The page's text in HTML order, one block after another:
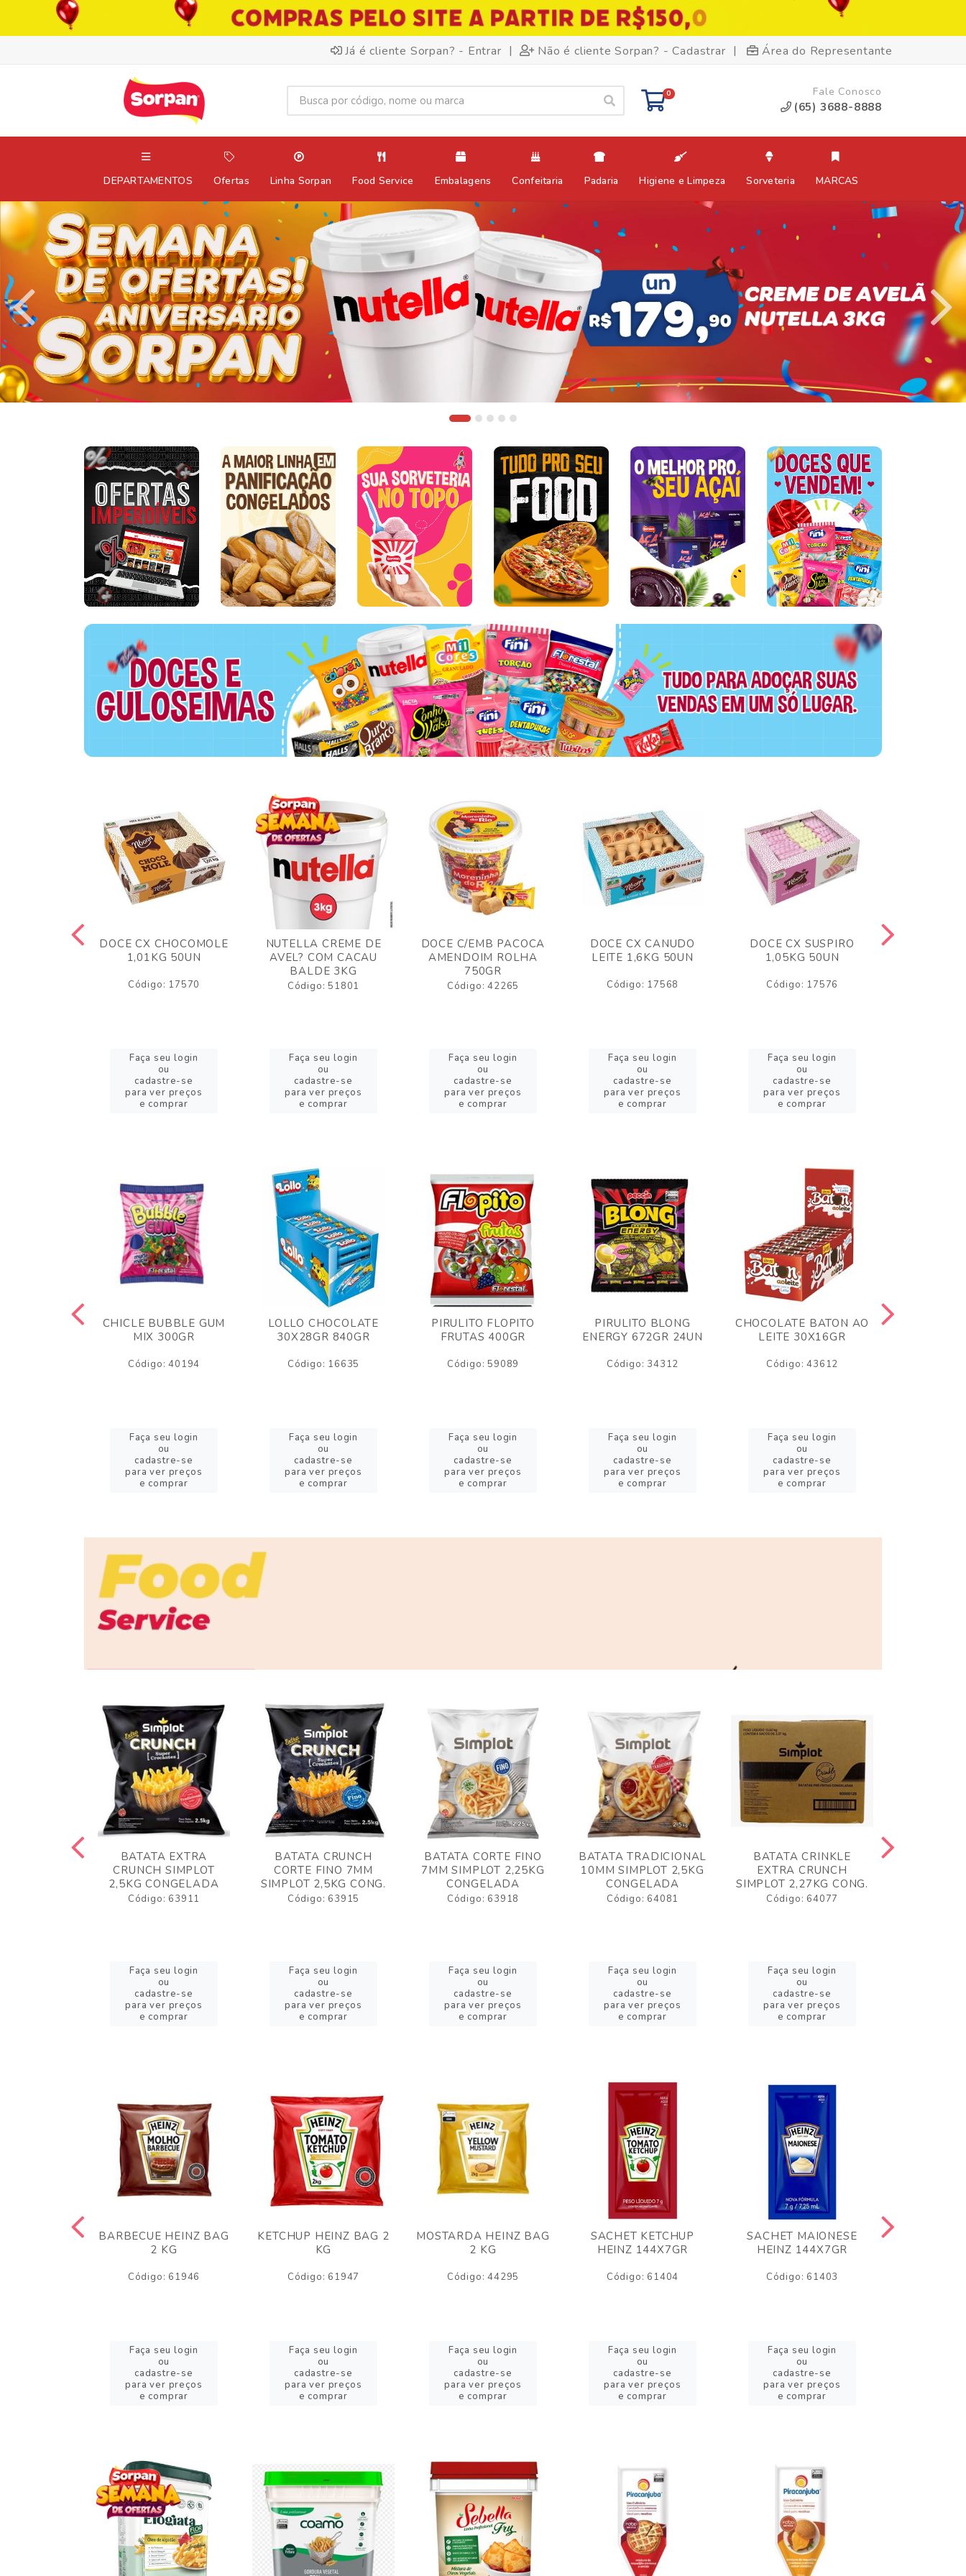
Já é cliente Sorpan? - Entrar | Não é cliente Sorpan? - Cadastrar | Área do Representante
0 Fale Conosco
(65) 3688-8888
DEPARTAMENTOS Ofertas Linha Sorpan Food Service Embalagens Confeitaria Padaria Higiene e Limpeza Sorveteria MARCAS
DOCE CX CHOCOMOLE
1,01KG 50UN
Código: 17570
Faça seu login
ou
cadastre-se
para ver preços
e comprar
NUTELLA CREME DE
AVEL? COM CACAU
BALDE 3KG
Código: 51801
Faça seu login
ou
cadastre-se
para ver preços
e comprar
DOCE C/EMB PACOCA
AMENDOIM ROLHA
750GR
Código: 42265
Faça seu login
ou
cadastre-se
para ver preços
e comprar
DOCE CX CANUDO
LEITE 1,6KG 50UN
Código: 17568
Faça seu login
ou
cadastre-se
para ver preços
e comprar
DOCE CX SUSPIRO
1,05KG 50UN
Código: 17576
Faça seu login
ou
cadastre-se
para ver preços
e comprar
CHICLE BUBBLE GUM
MIX 300GR
Código: 40194
Faça seu login
ou
cadastre-se
para ver preços
e comprar
LOLLO CHOCOLATE
30X28GR 840GR
Código: 16635
Faça seu login
ou
cadastre-se
para ver preços
e comprar
PIRULITO FLOPITO
FRUTAS 400GR
Código: 59089
Faça seu login
ou
cadastre-se
para ver preços
e comprar
PIRULITO BLONG
ENERGY 672GR 24UN
Código: 34312
Faça seu login
ou
cadastre-se
para ver preços
e comprar
CHOCOLATE BATON AO
LEITE 30X16GR
Código: 43612
Faça seu login
ou
cadastre-se
para ver preços
e comprar
BATATA EXTRA
CRUNCH SIMPLOT
2,5KG CONGELADA
Código: 63911
Faça seu login
ou
cadastre-se
para ver preços
e comprar
BATATA CRUNCH
CORTE FINO 7MM
SIMPLOT 2,5KG CONG.
Código: 63915
Faça seu login
ou
cadastre-se
para ver preços
e comprar
BATATA CORTE FINO
7MM SIMPLOT 2,25KG
CONGELADA
Código: 63918
Faça seu login
ou
cadastre-se
para ver preços
e comprar
BATATA TRADICIONAL
10MM SIMPLOT 2,5KG
CONGELADA
Código: 64081
Faça seu login
ou
cadastre-se
para ver preços
e comprar
BATATA CRINKLE
EXTRA CRUNCH
SIMPLOT 2,27KG CONG.
Código: 64077
Faça seu login
ou
cadastre-se
para ver preços
e comprar
BARBECUE HEINZ BAG
2 KG
Código: 61946
Faça seu login
ou
cadastre-se
para ver preços
e comprar
KETCHUP HEINZ BAG 2
KG
Código: 61947
Faça seu login
ou
cadastre-se
para ver preços
e comprar
MOSTARDA HEINZ BAG
2 KG
Código: 44295
Faça seu login
ou
cadastre-se
para ver preços
e comprar
SACHET KETCHUP
HEINZ 144X7GR
Código: 61404
Faça seu login
ou
cadastre-se
para ver preços
e comprar
SACHET MAIONESE
HEINZ 144X7GR
Código: 61403
Faça seu login
ou
cadastre-se
para ver preços
e comprar